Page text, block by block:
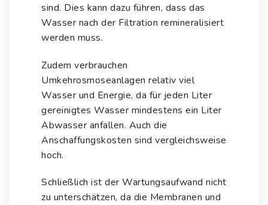
sind. Dies kann dazu führen, dass das
Wasser nach der Filtration remineralisiert
werden muss.
Zudem verbrauchen
Umkehrosmoseanlagen relativ viel
Wasser und Energie, da für jeden Liter
gereinigtes Wasser mindestens ein Liter
Abwasser anfallen. Auch die
Anschaffungskosten sind vergleichsweise
hoch.
Schließlich ist der Wartungsaufwand nicht
zu unterschätzen, da die Membranen und